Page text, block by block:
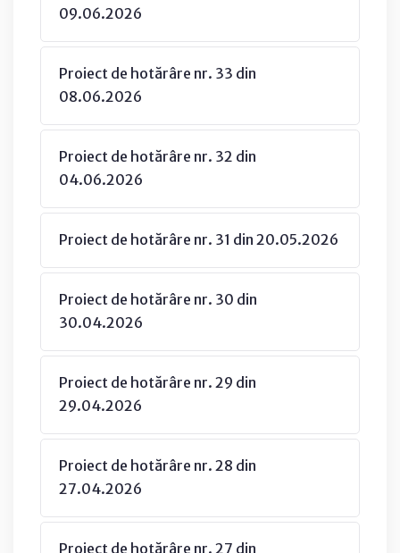
09.06.2026
Proiect de hotărâre nr. 33 din
08.06.2026
Proiect de hotărâre nr. 32 din
04.06.2026
Proiect de hotărâre nr. 31 din 20.05.2026
Proiect de hotărâre nr. 30 din
30.04.2026
Proiect de hotărâre nr. 29 din
29.04.2026
Proiect de hotărâre nr. 28 din
27.04.2026
Proiect de hotărâre nr. 27 din